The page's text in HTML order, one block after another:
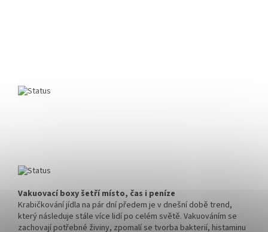
Vakuovací boxy šetří místo, čas i peníze
Krabičkování jídla na pár dní předem je v dnešní době trend,
který následuje stále více lidí po celém světě. Vakuováním se
zachovají potřebné živiny, zpomalí se tvorba bakterií, histaminu